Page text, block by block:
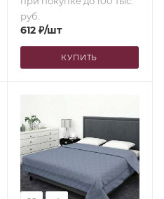
руб.
612₽/шт
КУПИТЬ